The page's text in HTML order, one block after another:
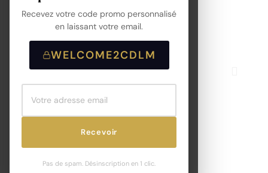
Recevez votre code promo personnalisé
en laissant votre email.
WELCOME2CDLM
Recevoir
Pas de spam. Désinscription en 1 clic.